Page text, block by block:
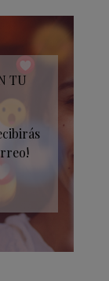
TU